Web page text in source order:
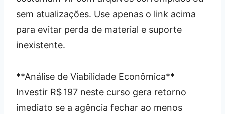
sem atualizações. Use apenas o link acima
para evitar perda de material e suporte
inexistente.
**Análise de Viabilidade Econômica**
Investir R$ 197 neste curso gera retorno
imediato se a agência fechar ao menos